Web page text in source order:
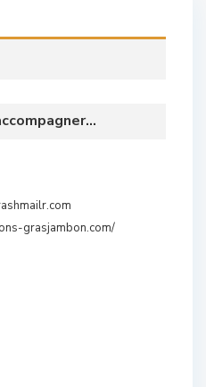
grasjambon.com/